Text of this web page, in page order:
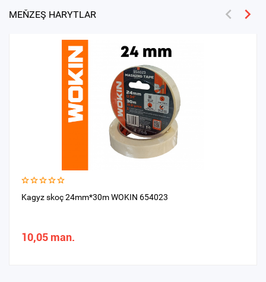
MEŇZEŞ HARYTLAR
Kagyz skoç 24mm*30m WOKIN 654023
10,05 man.